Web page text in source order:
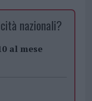
nazionali?
al mese